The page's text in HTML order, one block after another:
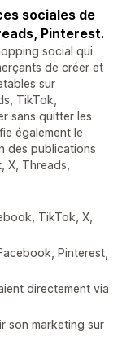
sociales de
Pinterest.
social qui
de créer et
sur
TikTok,
sans quitter les
également le
des publications
X, Threads,
TikTok, X,
Pinterest,
directement via
son marketing sur